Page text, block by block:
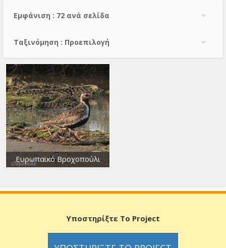
Εμφάνιση : 72 ανά σελίδα
Тαξινόμηση : Προεπιλογή
Ευρωπαϊκό Βροχοπούλι
Υποστηρίξτε Το Project